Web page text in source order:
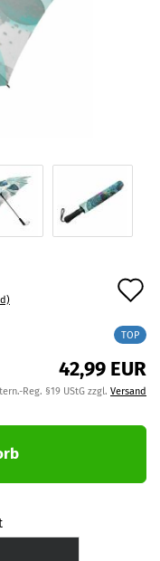
TOP
42,99 EUR
Reg. §19 UStG zzgl. Versand